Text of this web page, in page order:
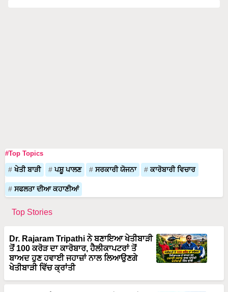
#Top Topics
ਖੇਤੀ ਬਾੜੀ ਪਸ਼ੂ ਪਾਲਣ ਸਰਕਾਰੀ ਯੋਜਨਾ ਕਾਰੋਬਾਰੀ ਵਿਚਾਰ
ਸਫਲਤਾ ਦੀਆ ਕਹਾਣੀਆਂ
Top Stories
Dr. Rajaram Tripathi ਨੇ ਬਣਾਇਆ ਖੇਤੀਬਾੜੀ
ਤੋਂ 100 ਕਰੋੜ ਦਾ ਕਾਰੋਬਾਰ, ਹੈਲੀਕਾਪਟਰਾਂ ਤੋਂ
ਬਾਅਦ ਹੁਣ ਹਵਾਈ ਜਹਾਜ਼ਾਂ ਨਾਲ ਲਿਆਉਣਗੇ
ਖੇਤੀਬਾੜੀ ਵਿੱਚ ਕ੍ਰਾਂਤੀ